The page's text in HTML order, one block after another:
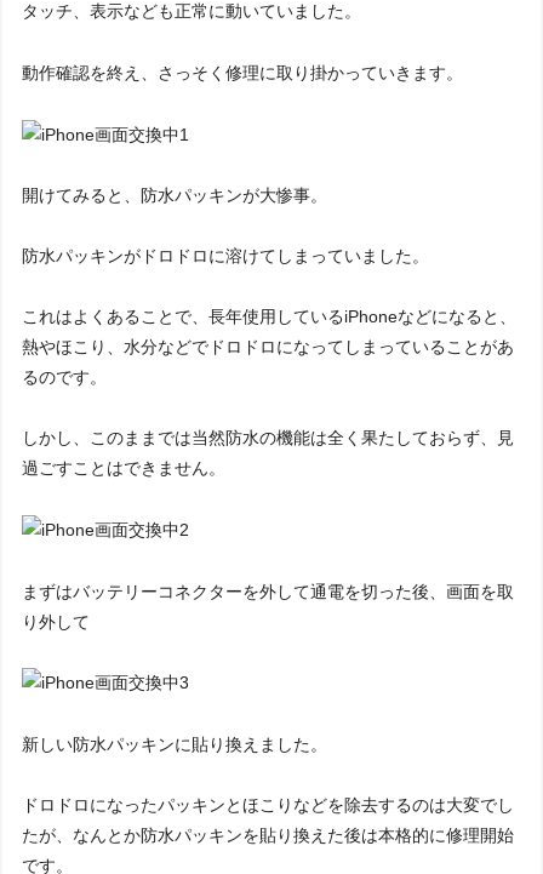
タッチ、表示なども正常に動いていました。
動作確認を終え、さっそく修理に取り掛かっていきます。
開けてみると、防水パッキンが大惨事。
防水パッキンがドロドロに溶けてしまっていました。
これはよくあることで、長年使用しているiPhoneなどになると、
熱やほこり、水分などでドロドロになってしまっていることがあ
るのです。
しかし、このままでは当然防水の機能は全く果たしておらず、見
過ごすことはできません。
まずはバッテリーコネクターを外して通電を切った後、画面を取
り外して
新しい防水パッキンに貼り換えました。
ドロドロになったパッキンとほこりなどを除去するのは大変でし
たが、なんとか防水パッキンを貼り換えた後は本格的に修理開始
です。